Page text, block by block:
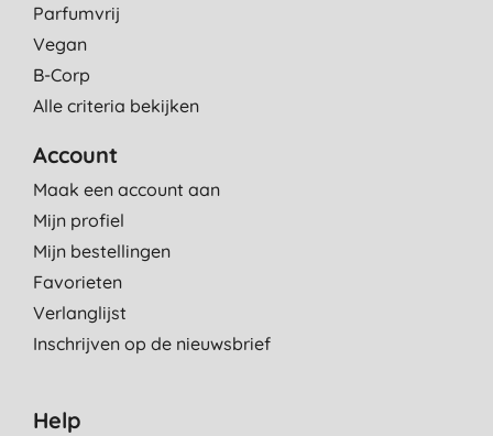
Parfumvrij
Vegan
B-Corp
Alle criteria bekijken
Account
Maak een account aan
Mijn profiel
Mijn bestellingen
Favorieten
Verlanglijst
Inschrijven op de nieuwsbrief
Help